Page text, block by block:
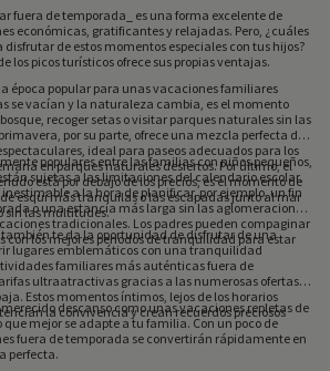
fuera de temporada_ es una forma excelente de
económicas, gratificantes y relajadas. Pero, ¿cuáles
disfrutar de estos momentos especiales con tus hijos?
los picos turísticos ofrece sus propias ventajas.
época popular para unas vacaciones familiares
se vacían y la naturaleza cambia, es el momento
recoger setas o visitar parques naturales sin las
por su parte, ofrece una mezcla perfecta de
ideal para paseos adecuados para los
en parques naturales desiertos. Por último, el
está por debajo de los precios, es el momento de
esquí más tranquilas o las escapadas junto al mar
sin las multitudes.
populares entre las familias con niños pequeños,
sujetas a las limitaciones del calendario escolar.
a la hora de planificar, por ejemplo, un fin
o una estancia más larga sin las aglomeraciones
tradicionales. Los padres pueden compaginar
con los mejores periodos de tranquilidad para estar
te da la oportunidad de disfrutar de una
lugares emblemáticos con una tranquilidad
familiares más auténticas fuera de
ultraatractivas gracias a las numerosas ofertas
Estos momentos íntimos, lejos de los horarios
la convivencia y crean recuerdos preciosos
descanso como unas vacaciones repletas de
mejor se adapte a tu familia. Con un poco de
fuera de temporada se convertirán rápidamente en
perfecta.